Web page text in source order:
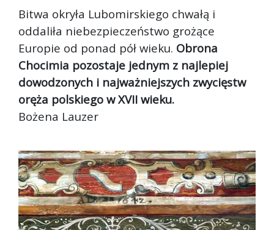
Bitwa okryła Lubomirskiego chwałą i
oddaliła niebezpieczeństwo grożące
Europie od ponad pół wieku. Obrona
Chocimia pozostaje jednym z najlepiej
dowodzonych i najważniejszych zwycięstw
oręża polskiego w XVII wieku.
Bożena Lauzer